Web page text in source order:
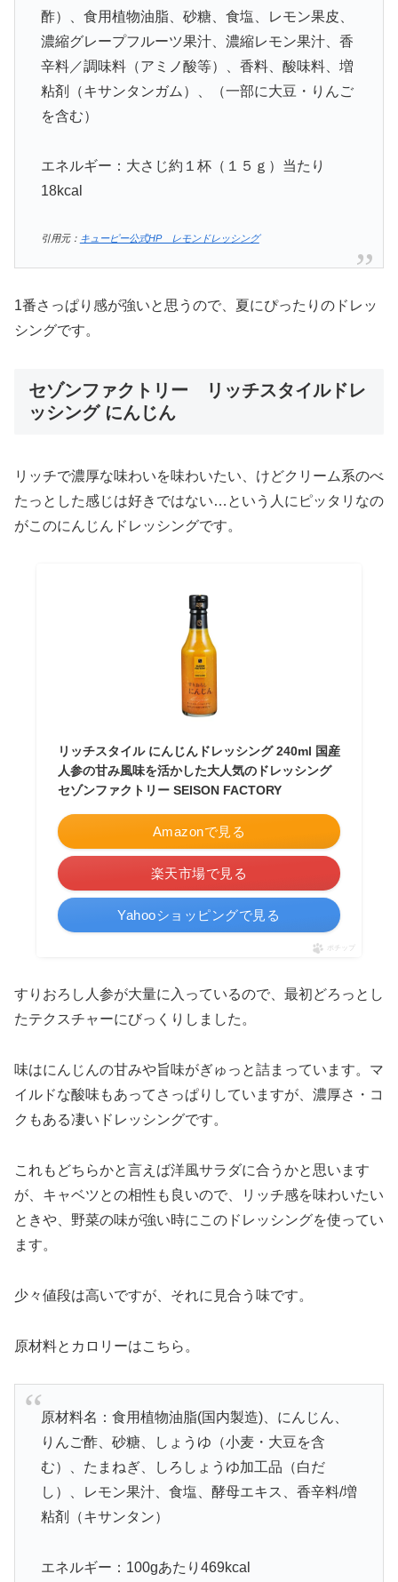
酢）、食用植物油脂、砂糖、食塩、レモン果皮、
濃縮グレープフルーツ果汁、濃縮レモン果汁、香
辛料／調味料（アミノ酸等）、香料、酸味料、増
粘剤（キサンタンガム）、（一部に大豆・りんご
を含む）
エネルギー：大さじ約１杯（１５ｇ）当たり
18kcal
引用元： キューピー公式HP レモンドレッシング
1番さっぱり感が強いと思うので、夏にぴったりのドレッ
シングです。
セゾンファクトリー リッチスタイルドレ
ッシング にんじん
リッチで濃厚な味わいを味わいたい、けどクリーム系のべ
たっとした感じは好きではない…という人にピッタリなの
がこのにんじんドレッシングです。
リッチスタイル にんじんドレッシング 240ml 国産
人参の甘み風味を活かした大人気のドレッシング
セゾンファクトリー SEISON FACTORY
Amazonで見る
楽天市場で見る
Yahooショッピングで見る
ポチップ
すりおろし人参が大量に入っているので、最初どろっとし
たテクスチャーにびっくりしました。
味はにんじんの甘みや旨味がぎゅっと詰まっています。マ
イルドな酸味もあってさっぱりしていますが、濃厚さ・コ
クもある凄いドレッシングです。
これもどちらかと言えば洋風サラダに合うかと思います
が、キャベツとの相性も良いので、リッチ感を味わいたい
ときや、野菜の味が強い時にこのドレッシングを使ってい
ます。
少々値段は高いですが、それに見合う味です。
原材料とカロリーはこちら。
原材料名：食用植物油脂(国内製造)、にんじん、
りんご酢、砂糖、しょうゆ（小麦・大豆を含
む）、たまねぎ、しろしょうゆ加工品（白だ
し）、レモン果汁、食塩、酵母エキス、香辛料/増
粘剤（キサンタン）
エネルギー：100gあたり469kcal